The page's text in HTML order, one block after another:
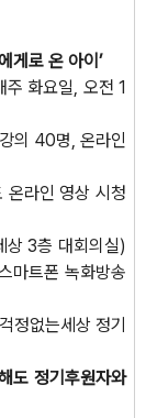
게로 온 아이’
화요일, 오전 1
의 40명, 온라인
온라인 영상 시청
3층 대회의실)
트폰 녹화방송
정없는세상 정기
도 정기후원자와